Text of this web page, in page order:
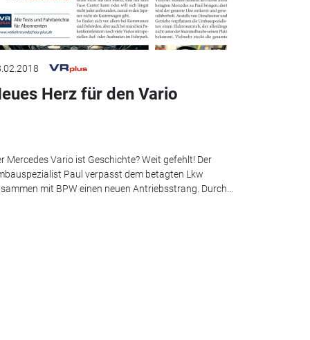
Herz für den Vario
Mercedes Vario ist Geschichte? Weit gefehlt! Der
Paul verpasst dem betagten Lkw
mit BPW einen neuen Antriebsstrang. Durch...